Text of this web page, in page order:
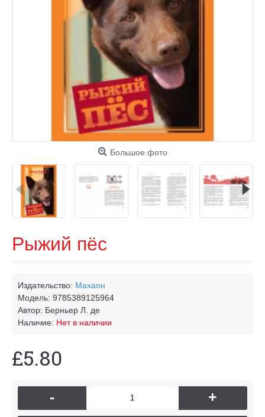
Большое фото
Рыжий пёс
Издательство: Махаон
Модель: 9785389125964
Автор: Берньер Л. де
Наличие: Нет в наличии
£5.80
- +